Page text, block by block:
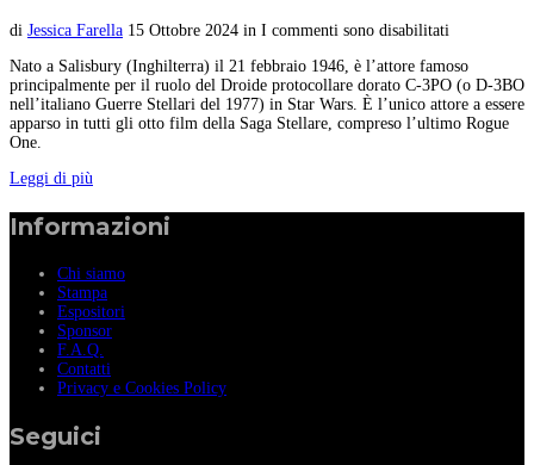
di Jessica Farella 15 Ottobre 2024 in I commenti sono disabilitati
Nato a Salisbury (Inghilterra) il 21 febbraio 1946, è l’attore famoso
principalmente per il ruolo del Droide protocollare dorato C-3PO (o D-3BO
nell’italiano Guerre Stellari del 1977) in Star Wars. È l’unico attore a essere
apparso in tutti gli otto film della Saga Stellare, compreso l’ultimo Rogue
One.
Leggi di più
Informazioni
Chi siamo
Stampa
Espositori
Sponsor
F.A.Q.
Contatti
Privacy e Cookies Policy
Seguici